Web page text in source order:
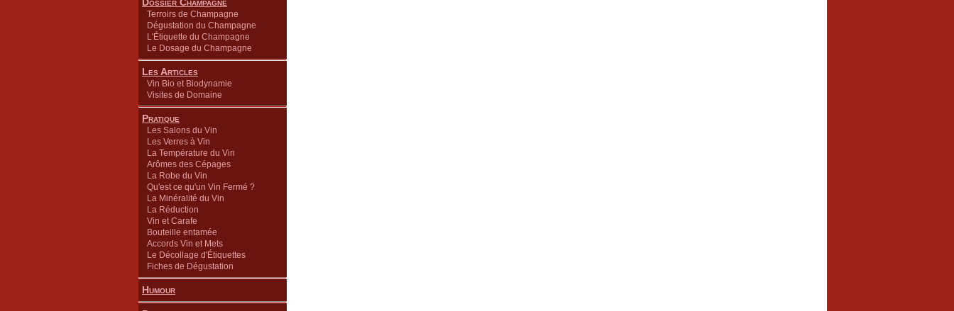
Terroirs de Champagne
Dégustation du Champagne
L'Étiquette du Champagne
Le Dosage du Champagne
Les Articles
Vin Bio et Biodynamie
Visites de Domaine
Pratique
Les Salons du Vin
Les Verres à Vin
La Température du Vin
Arômes des Cépages
La Robe du Vin
Qu'est ce qu'un Vin Fermé ?
La Minéralité du Vin
La Réduction
Vin et Carafe
Bouteille entamée
Accords Vin et Mets
Le Décollage d'Étiquettes
Fiches de Dégustation
Humour